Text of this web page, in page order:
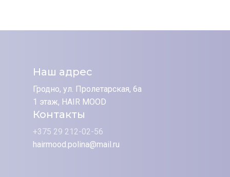
Наш адрес
Гродно, ул. Пролетарская, 6а
1 этаж, HAIR MOOD
Контакты
+375 29 212-02-56
hairmood.polina@mail.ru